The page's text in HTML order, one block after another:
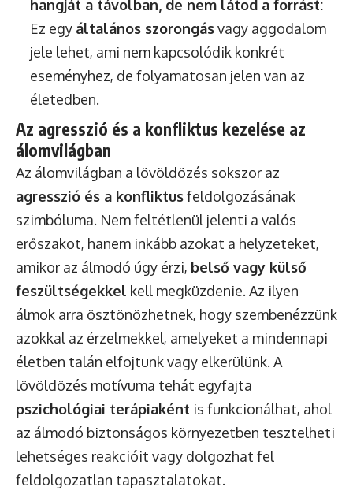
hangját a távolban, de nem látod a forrást:
Ez egy általános szorongásvagy aggodalom
jele lehet, ami nem kapcsolódik konkrét
eseményhez, de folyamatosan jelen van az
életedben.
Az agresszió és a konfliktus kezelése az
álomvilágban
Az álomvilágban a lövöldözés sokszor az
agresszió és a konfliktusfeldolgozásának
szimbóluma. Nem feltétlenül jelenti a valós
erőszakot, hanem inkább azokat a helyzeteket,
amikor az álmodó úgy érzi, belső vagy külső
feszültségekkel kell megküzdenie. Az ilyen
álmok arra ösztönözhetnek, hogy szembenézzünk
azokkal az érzelmekkel, amelyeket a mindennapi
életben talán elfojtunk vagy elkerülünk. A
lövöldözés motívuma tehát egyfajta
pszichológiai terápiaként is funkcionálhat, ahol
az álmodó biztonságos környezetben tesztelheti
lehetséges reakcióit vagy dolgozhat fel
feldolgozatlan tapasztalatokat.